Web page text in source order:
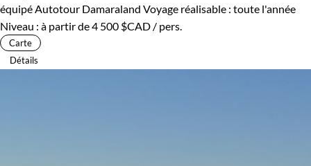
équipé Autotour Damaraland Voyage réalisable : toute l'année
Niveau : à partir de4 500 $CAD / pers.
Carte
Détails